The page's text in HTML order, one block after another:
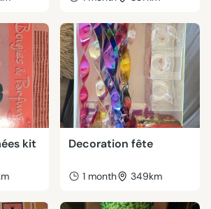
kit
Decoration fête
1 month 349km